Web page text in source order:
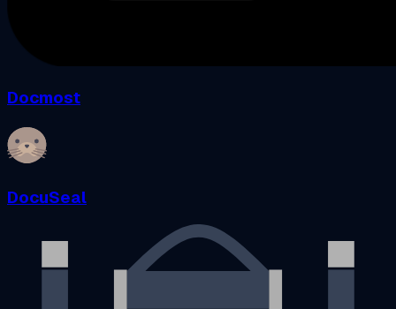
Docmost
DocuSeal